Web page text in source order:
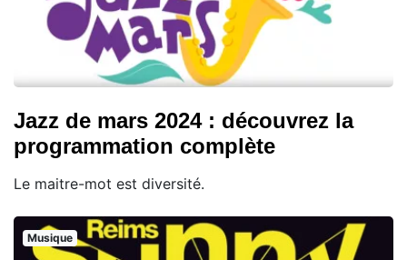
Jazz de mars 2024 : découvrez la
programmation complète
Le maitre-mot est diversité.
Musique